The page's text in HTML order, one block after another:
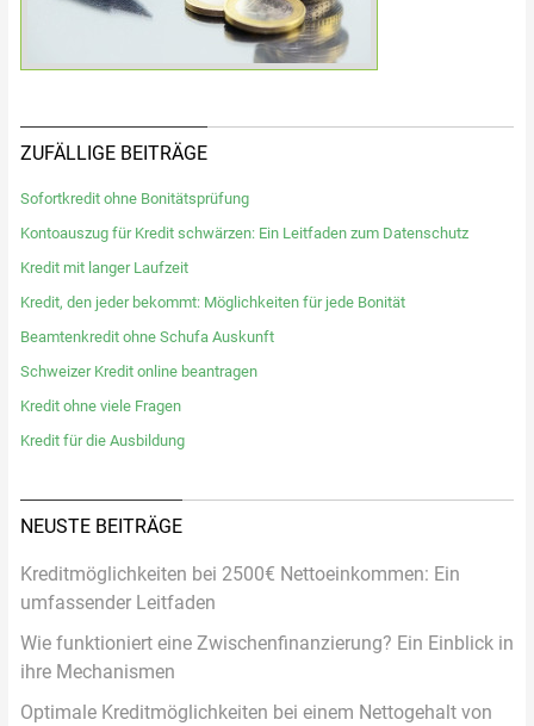
ZUFÄLLIGE BEITRÄGE
Sofortkredit ohne Bonitätsprüfung
Kontoauszug für Kredit schwärzen: Ein Leitfaden zum Datenschutz
Kredit mit langer Laufzeit
Kredit, den jeder bekommt: Möglichkeiten für jede Bonität
Beamtenkredit ohne Schufa Auskunft
Schweizer Kredit online beantragen
Kredit ohne viele Fragen
Kredit für die Ausbildung
NEUSTE BEITRÄGE
Kreditmöglichkeiten bei 2500€ Nettoeinkommen: Ein
umfassender Leitfaden
Wie funktioniert eine Zwischenfinanzierung? Ein Einblick in
ihre Mechanismen
Optimale Kreditmöglichkeiten bei einem Nettogehalt von